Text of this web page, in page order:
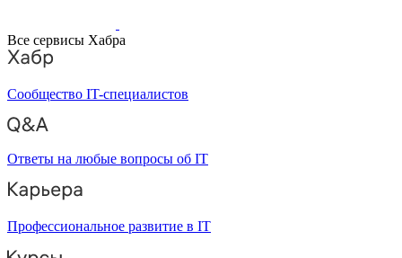
Все сервисы Хабра
Сообщество IT-специалистов
Ответы на любые вопросы об IT
Профессиональное развитие в IT